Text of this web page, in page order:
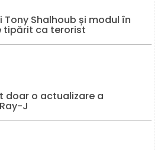
Shalhoub și modul în
tipărit ca terorist
doar o actualizare a
J